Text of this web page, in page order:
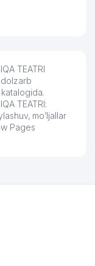
TEATRI
TEATRI:
mo’ljallar
Pages